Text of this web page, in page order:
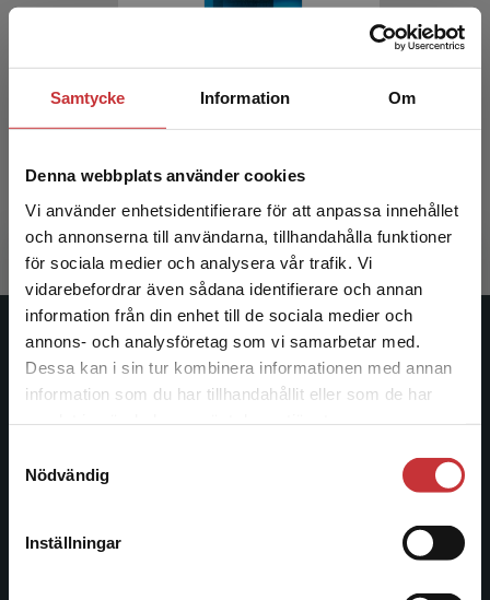
Samtycke Information Om
Denna webbplats använder cookies
Vi använder enhetsidentifierare för att anpassa innehållet
och annonserna till användarna, tillhandahålla funktioner
för sociala medier och analysera vår trafik. Vi
vidarebefordrar även sådana identifierare och annan
information från din enhet till de sociala medier och
annons- och analysföretag som vi samarbetar med.
Dessa kan i sin tur kombinera informationen med annan
information som du har tillhandahållit eller som de har
Nödvändig
Inställningar
Begränsad fraktregion
Det verkar som att du besöker
studentlitteratur.se via en enhet utanför Sverige.
Vi erbjuder inte leveranser utanför Sverige. För
att kunna slutföra ett köp måste
Motiverande samtal - MI
Exkl. moms: 368 kr
Studentlitteratur
Studentlitteratur grundades 1963 och är idag Sveriges
ledande utbildningsförlag. Med läromedel, kurslitteratur,
informationstjänster i utbudet, finns Studentlitteratur med